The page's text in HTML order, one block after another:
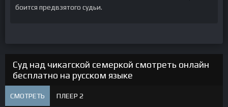
боится предвзятого судьи.
Суд над чикагской семеркой смотреть онлайн
бесплатно на русском языке
СМОТРЕТЬ ПЛЕЕР 2